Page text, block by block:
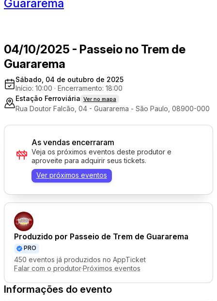
Guararema
04/10/2025 - Passeio no Trem de
Guararema
Sábado, 04 de outubro de 2025
Início: 10:00 · Encerramento: 18:00
Estação Ferroviária Ver no mapa
Rua Doutor Falcão, 04 - Guararema - São Paulo, 08900-000
Produzido por Passeio de Trem de Guararema
PRO
450 eventos já produzidos no AppTicket
Falar com o produtor·Próximos eventos
Informações do evento
As vendas encerraram
Veja os próximos eventos deste produtor e
aproveite para adquirir seus tickets.
Ver próximos eventos